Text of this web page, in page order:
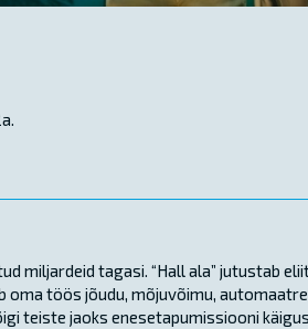
miljardeid tagasi. “Hall ala” jutustab
töös jõudu, mõjuvõimu,
teiste jaoks enesetapumissiooni